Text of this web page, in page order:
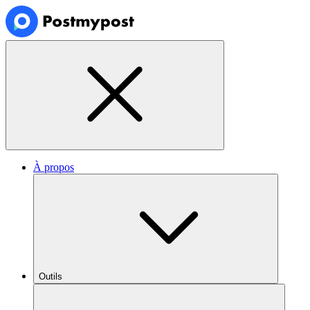
À propos
Outils